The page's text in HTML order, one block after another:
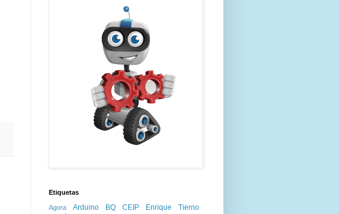
Etiquetas
Agora Arduino BQ
CEIP Enrique Tierno